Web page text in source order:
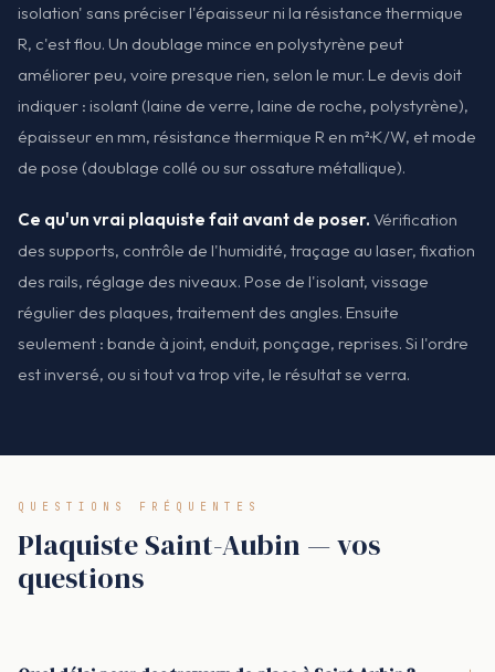
isolation' sans préciser l'épaisseur ni la résistance thermique
R, c'est flou. Un doublage mince en polystyrène peut
améliorer peu, voire presque rien, selon le mur. Le devis doit
indiquer : isolant (laine de verre, laine de roche, polystyrène),
épaisseur en mm, résistance thermique R en m²·K/W, et mode
de pose (doublage collé ou sur ossature métallique).
Ce qu'un vrai plaquiste fait avant de poser. Vérification
des supports, contrôle de l'humidité, traçage au laser, fixation
des rails, réglage des niveaux. Pose de l'isolant, vissage
régulier des plaques, traitement des angles. Ensuite
seulement : bande à joint, enduit, ponçage, reprises. Si l'ordre
est inversé, ou si tout va trop vite, le résultat se verra.
QUESTIONS FRÉQUENTES
Plaquiste Saint-Aubin — vos
questions